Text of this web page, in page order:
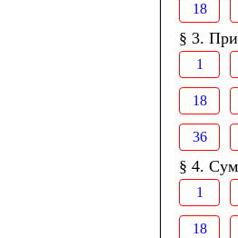
18
§ 3.
1
18
36
§ 4.
1
18